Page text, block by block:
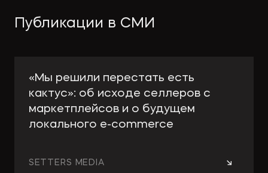
Публикации в СМИ
«Мы решили перестать есть
кактус»: об исходе селлеров с
маркетплейсов и о будущем
локального e-сommerce
→
SETTERS MEDIA